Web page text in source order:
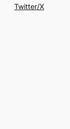
Twitter/X